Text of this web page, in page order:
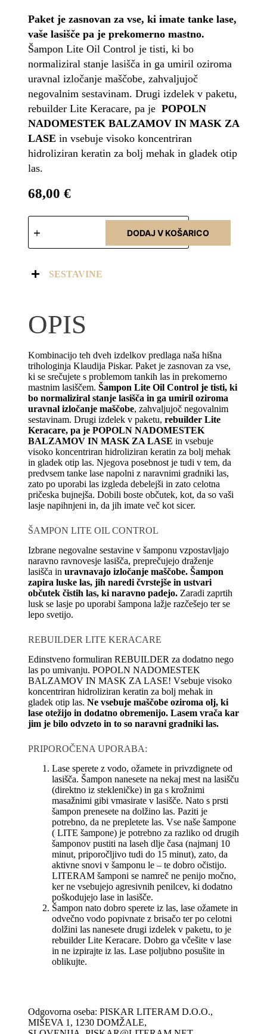
Paket je zasnovan za vse, ki imate tanke lase,
vaše lasišče pa je prekomerno mastno.
Šampon Lite Oil Control je tisti, ki bo
normaliziral stanje lasišča in ga umiril oziroma
uravnal izločanje maščobe, zahvaljujoč
negovalnim sestavinam. Drugi izdelek v paketu,
rebuilder Lite Keracare, pa je POPOLN
NADOMESTEK BALZAMOV IN MASK ZA
LASE in vsebuje visoko koncentriran
hidroliziran keratin za bolj mehak in gladek otip
las.
68,00 €
DODAJ V KOŠARICO
SESTAVINE
OPIS
Kombinacijo teh dveh izdelkov predlaga naša hišna
trihologinja Klaudija Piskar. Paket je zasnovan za vse,
ki se srečujete s problemom tankih las in prekomerno
mastnim lasiščem. Šampon Lite Oil Control je tisti, ki
bo normaliziral stanje lasišča in ga umiril oziroma
uravnal izločanje maščobe, zahvaljujoč negovalnim
sestavinam. Drugi izdelek v paketu, rebuilder Lite
Keracare, pa je POPOLN NADOMESTEK
BALZAMOV IN MASK ZA LASE in vsebuje
visoko koncentriran hidroliziran keratin za bolj mehak
in gladek otip las. Njegova posebnost je tudi v tem, da
predvsem tanke lase napolni z naravnimi gradniki las,
zato po uporabi las izgleda debelejši in zato celotna
pričeska bujnejša. Dobili boste občutek, kot, da so vaši
lasje napihnjeni in, da jih imate več kot sicer.
ŠAMPON LITE OIL CONTROL
Izbrane negovalne sestavine v šamponu vzpostavljajo
naravno ravnovesje lasišča, preprečujejo draženje
lasišča in uravnavajo izločanje maščobe. Šampon
zapira luske las, jih naredi čvrstejše in ustvari
občutek čistih las, ki naravno padejo.Zaradi zaprtih
lusk se lasje po uporabi šampona lažje razčešejo ter se
lepo svetijo.
REBUILDER LITE KERACARE
Edinstveno formuliran REBUILDER za dodatno nego
las po umivanju. POPOLN NADOMESTEK
BALZAMOV IN MASK ZA LASE! Vsebuje visoko
koncentriran hidroliziran keratin za bolj mehak in
gladek otip las. Ne vsebuje maščobe oziroma olj, ki
lase otežijo in dodatno obremenijo. Lasem vrača kar
jim je bilo odvzeto in to so naravni gradniki las.
PRIPOROČENA UPORABA:
Lase sperete z vodo, ožamete in privzdignete od
lasišča. Šampon nanesete na nekaj mest na lasišču
(direktno iz stekleničke) in ga s krožnimi
masažnimi gibi vmasirate v lasišče. Nato s prsti
šampon prenesete na dolžino las. Paziti je
potrebno, da ne prepletete las. Vse naše šampone
( LITE šampone) je potrebno za razliko od drugih
šamponov pustiti na laseh dlje časa (najmanj 10
minut, priporočljivo tudi do 15 minut), zato, da
aktivne snovi v šamponu le – te dobro očistijo.
LITERAM šamponi se namreč ne penijo močno,
ker ne vsebujejo agresivnih penilcev, ki dodatno
poškodujejo lase in lasišče.
Šampon nato dobro sperete iz las, lase ožamete in
odvečno vodo popivnate z brisačo ter po celotni
dolžini las nanesete drugi izdelek v paketu, to je
rebuilder Lite Keracare. Dobro ga včešite v lase
in ne izpirajte iz las. Lase poljubno posušite in
oblikujte.
Odgovorna oseba: PISKAR LITERAM D.O.O.,
MIŠEVA 1, 1230 DOMŽALE,